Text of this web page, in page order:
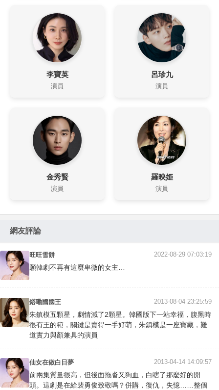
李寶英
演員
呂珍九
演員
金秀賢
演員
羅映姫
演員
網友評論
旺旺雪餅 2022-08-29 07:03:19
願韓劇不再有這麼卑微的女主…
鎝嘞國國王 2013-08-04 23:25:59
朱鎮模五顆星，劇情減了2顆星。韓國版下一站幸福，腹黑時
很有王的範，關鍵是賣得一手好萌，朱鎮模是一座寶藏，難
道實力與顏兼具的演員
仙女在做白日夢 2013-04-14 14:09:57
前兩集質量很高，但後面拖沓又狗血，白瞎了那麼好的開
頭。這劇是在給裴勇俊致敬嗎？併購，復仇，失憶……整個